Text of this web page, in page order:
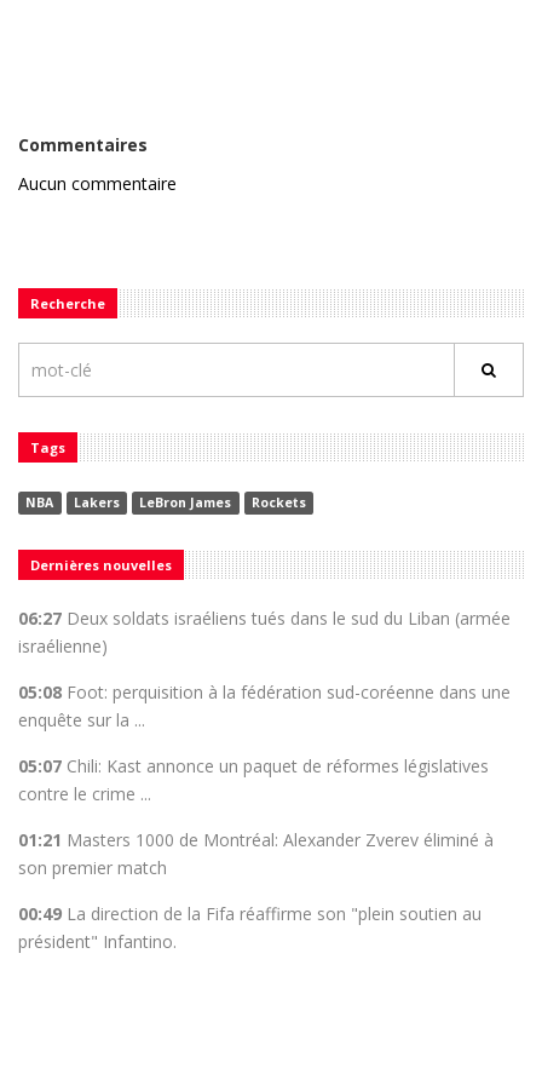
Commentaires
Aucun commentaire
Recherche
Tags
NBA Lakers LeBron James Rockets
Dernières nouvelles
06:27 Deux soldats israéliens tués dans le sud du Liban (armée
israélienne)
05:08 Foot: perquisition à la fédération sud-coréenne dans une
enquête sur la ...
05:07 Chili: Kast annonce un paquet de réformes législatives
contre le crime ...
01:21 Masters 1000 de Montréal: Alexander Zverev éliminé à
son premier match
00:49 La direction de la Fifa réaffirme son "plein soutien au
président" Infantino.